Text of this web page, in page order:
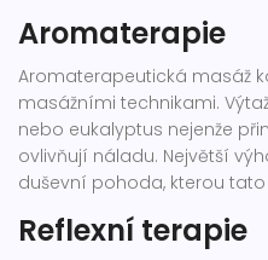
Aromaterapie
Aromaterapeutická masáž
masážními technikami.
nebo eukalyptus nejenže
ovlivňují náladu. Největší
duševní pohoda, kterou
Reflexní terapie